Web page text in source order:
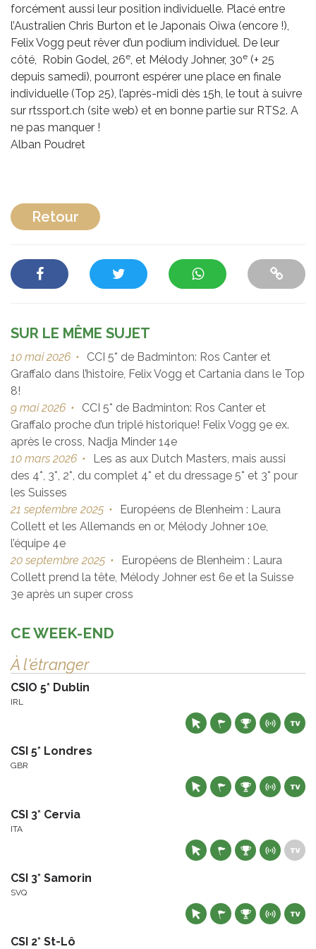
forcément aussi leur position individuelle. Placé entre
l’Australien Chris Burton et le Japonais Oiwa (encore !),
Felix Vogg peut rêver d’un podium individuel. De leur
côté, Robin Godel, 26e, et Mélody Johner, 30e (+ 25
depuis samedi), pourront espérer une place en finale
individuelle (Top 25), l’après-midi dès 15h, le tout à suivre
sur rtssport.ch (site web) et en bonne partie sur RTS2. A
ne pas manquer !
Alban Poudret
Retour
SUR LE MÊME SUJET
10 mai 2026 •
CCI 5* de Badminton: Ros Canter et
Graffalo dans l’histoire, Felix Vogg et Cartania dans le Top
8!
9 mai 2026 •
CCI 5* de Badminton: Ros Canter et
Graffalo proche d’un triplé historique! Felix Vogg 9e ex.
après le cross, Nadja Minder 14e
10 mars 2026 •
Les as aux Dutch Masters, mais aussi
des 4*, 3*, 2*, du complet 4* et du dressage 5* et 3* pour
les Suisses
21 septembre 2025 •
Européens de Blenheim : Laura
Collett et les Allemands en or, Mélody Johner 10e,
l’équipe 4e
20 septembre 2025 •
Européens de Blenheim : Laura
Collett prend la tête, Mélody Johner est 6e et la Suisse
3e après un super cross
CE WEEK-END
À l'étranger
CSIO 5* Dublin
IRL
CSI 5* Londres
GBR
CSI 3* Cervia
ITA
CSI 3* Samorin
SVQ
CSI 2* St-Lô